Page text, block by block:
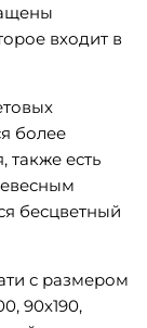
входит в
более
также есть
бесцветный
с размером
90х190,